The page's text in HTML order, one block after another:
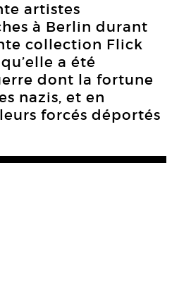
artistes
à Berlin durant
collection Flick
a été
dont la fortune
nazis, et en
forcés déportés